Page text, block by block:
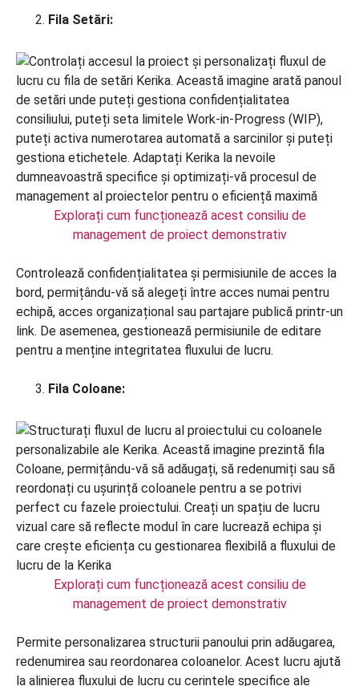
Fila Setări:
Explorați cum funcționează acest consiliu de
management de proiect demonstrativ
Controlează confidențialitatea și permisiunile de acces la
bord, permițându-vă să alegeți între acces numai pentru
echipă, acces organizațional sau partajare publică printr-un
link. De asemenea, gestionează permisiunile de editare
pentru a menține integritatea fluxului de lucru.
Fila Coloane:
Explorați cum funcționează acest consiliu de
management de proiect demonstrativ
Permite personalizarea structurii panoului prin adăugarea,
redenumirea sau reordonarea coloanelor. Acest lucru ajută
la alinierea fluxului de lucru cu cerințele specifice ale